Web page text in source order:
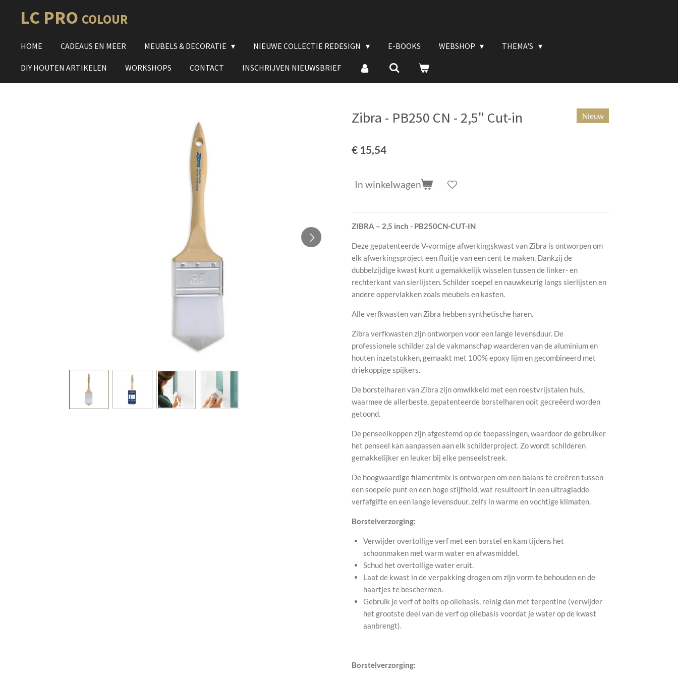
directLC PRO COLOUR
HOME CADEAUS EN MEER MEUBELS & DECORATIE NIEUWE COLLECTIE REDESIGN E-BOOKS WEBSHOP THEMA'S
DIY HOUTEN ARTIKELEN WORKSHOPS CONTACT INSCHRIJVEN NIEUWSBRIEF
Zibra - PB250 CN - 2,5" Cut-in Nieuw
€ 15,54
In winkelwagen
ZIBRA – 2,5 inch - PB250CN-CUT-IN
Deze gepatenteerde V-vormige afwerkingskwast van Zibra is ontworpen om
elk afwerkingsproject een fluitje van een cent te maken. Dankzij de
dubbelzijdige kwast kunt u gemakkelijk wisselen tussen de linker- en
rechterkant van sierlijsten. Schilder soepel en nauwkeurig langs sierlijsten en
andere oppervlakken zoals meubels en kasten.
Alle verfkwasten van Zibra hebben synthetische haren.
Zibra verfkwasten zijn ontworpen voor een lange levensduur. De
professionele schilder zal de vakmanschap waarderen van de aluminium en
houten inzetstukken, gemaakt met 100% epoxy lijm en gecombineerd met
driekoppige spijkers.
De borstelharen van Zibra zijn omwikkeld met een roestvrijstalen huls,
waarmee de allerbeste, gepatenteerde borstelharen ooit gecreëerd worden
getoond.
De penseelkoppen zijn afgestemd op de toepassingen, waardoor de gebruiker
het penseel kan aanpassen aan elk schilderproject. Zo wordt schilderen
gemakkelijker en leuker bij elke penseelstreek.
De hoogwaardige filamentmix is ​​ontworpen om een ​​balans te creëren tussen
een soepele punt en een hoge stijfheid, wat resulteert in een ultragladde
verfafgifte en een lange levensduur, zelfs in warme en vochtige klimaten.
Borstelverzorging:
Verwijder overtollige verf met een borstel en kam tijdens het
schoonmaken met warm water en afwasmiddel.
Schud het overtollige water eruit.
Laat de kwast in de verpakking drogen om zijn vorm te behouden en de
haartjes te beschermen.
Gebruik je verf of beits op oliebasis, reinig dan met terpentine (verwijder
het grootste deel van de verf op oliebasis voordat je water op de kwast
aanbrengt).
Borstelverzorging: